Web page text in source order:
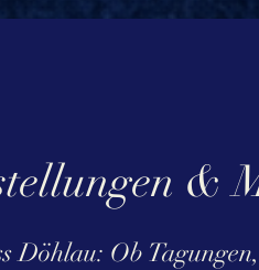
&
Ob